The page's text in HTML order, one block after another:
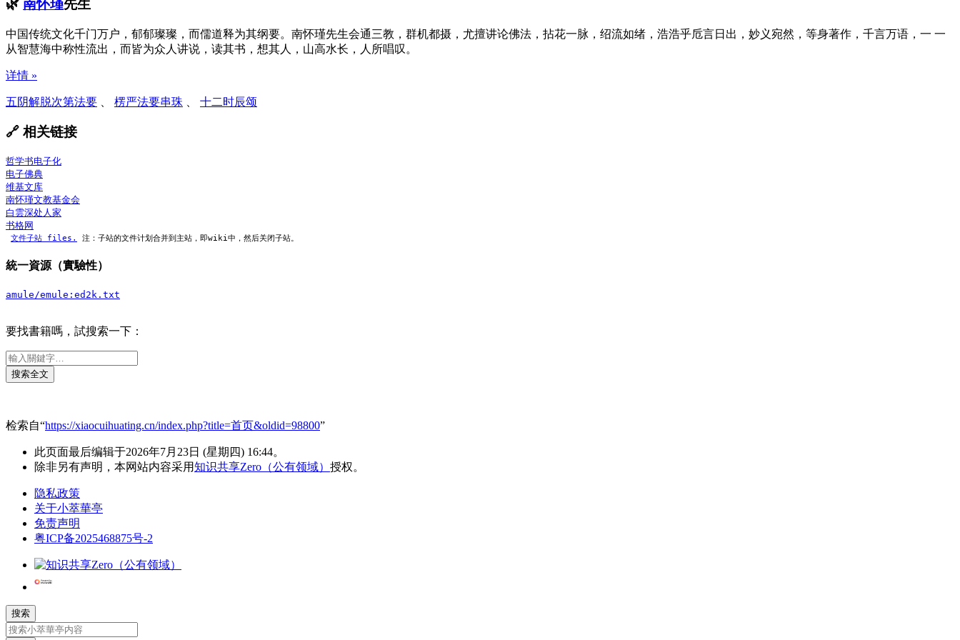
🌿 南怀瑾先生
中国传统文化千门万户，郁郁璨璨，而儒道释为其纲要。南怀瑾先生会通三教，群机都摄，尤擅讲论佛法，拈花一脉，绍流如绪，浩浩乎卮言日出，妙义宛然，等身著作，千言万语，一 一
从智慧海中称性流出，而皆为众人讲说，读其书，想其人，山高水长，人所唱叹。
详情 »
五阴解脱次第法要 楞严法要串珠 十二时辰颂
🔗 相关链接
哲学书电子化
电子佛典
维基文库
南怀瑾文教基金会
白雲深处人家
书格网
文件子站 files. 注：子站的文件计划合并到主站，即wiki中，然后关闭子站。
統一資源（實驗性）
amule/emule:ed2k.txt
要找書籍嗎，試搜索一下：
检索自“https://xiaocuihuating.cn/index.php?title=首页&oldid=98800”
此页面最后编辑于2026年7月23日 (星期四) 16:44。
除非另有声明，本网站内容采用知识共享Zero（公有领域） 授权。
隐私政策
关于小萃華亭
免责声明
粤ICP备2025468875号-2
搜索